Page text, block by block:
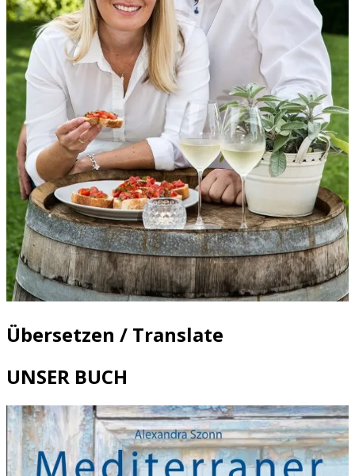
Übersetzen / Translate
UNSER BUCH